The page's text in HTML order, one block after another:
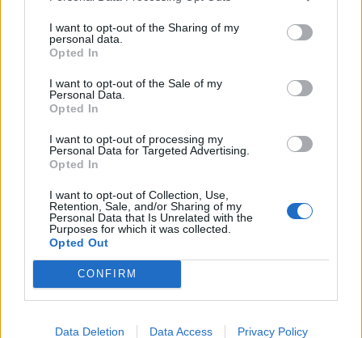
I want to opt-out of the Sharing of my
personal data.
Opted In
I want to opt-out of the Sale of my
Personal Data.
Opted In
I want to opt-out of processing my
Personal Data for Targeted Advertising.
Opted In
I want to opt-out of Collection, Use,
Retention, Sale, and/or Sharing of my
Personal Data that Is Unrelated with the
Purposes for which it was collected.
Opted Out
CONFIRM
Data Deletion Data Access Privacy Policy
Sürgős adócsökkentésekkel
fakasztanának energiát a
válságban a napelemesek